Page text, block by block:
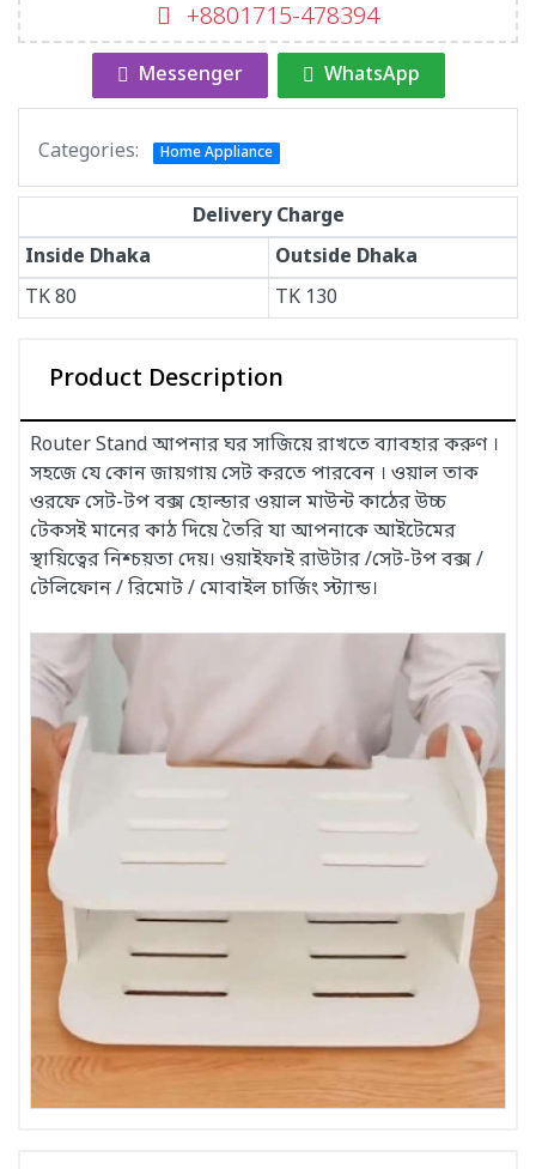
+8801715-478394
Messenger WhatsApp
Categories: Home Appliance
Delivery Charge
Inside Dhaka
Outside Dhaka
TK80 TK 130
Product Description
Router Stand আপনার ঘর সাজিয়ে রাখতে ব্যাবহার করুণ ।
সহজে যে কোন জায়গায় সেট করতে পারবেন । ওয়াল তাক
ওরফে সেট-টপ বক্স হোল্ডার ওয়াল মাউন্ট কাঠের উচ্চ
টেকসই মানের কাঠ দিয়ে তৈরি যা আপনাকে আইটেমের
স্থায়িত্বের নিশ্চয়তা দেয়। ওয়াইফাই রাউটার /সেট-টপ বক্স /
টেলিফোন / রিমোট / মোবাইল চার্জিং স্ট্যান্ড।